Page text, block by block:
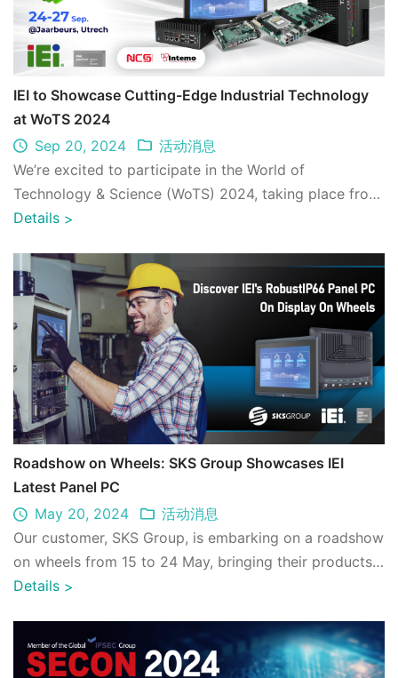
IEI to Showcase Cutting-Edge Industrial Technology
at WoTS 2024
Sep 20, 2024
活动消息
We’re excited to participate in the World of
Technology & Science (WoTS) 2024, taking place from
September 24-27 in Utrecht, NL. ...
Details >
Roadshow on Wheels: SKS Group Showcases IEI
Latest Panel PC
May 20, 2024
活动消息
Our customer, SKS Group, is embarking on a roadshow
on wheels from 15 to 24 May, bringing their products
Details >